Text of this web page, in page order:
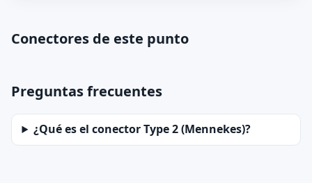
Conectores de este punto
Preguntas frecuentes
¿Qué es el conector Type 2 (Mennekes)?